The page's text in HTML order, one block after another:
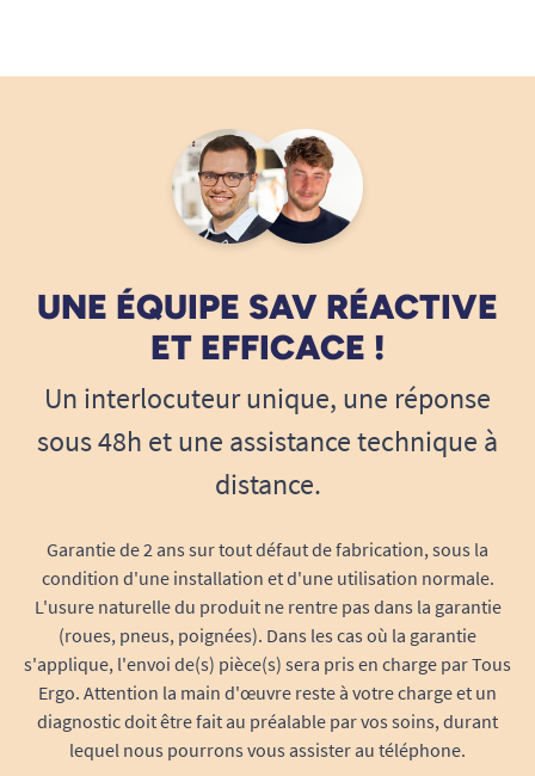
UNE ÉQUIPE SAV RÉACTIVE
ET EFFICACE !
Un interlocuteur unique, une réponse
sous 48h et une assistance technique à
distance.
Garantie de 2 ans sur tout défaut de fabrication, sous la
condition d'une installation et d'une utilisation normale.
L'usure naturelle du produit ne rentre pas dans la garantie
(roues, pneus, poignées). Dans les cas où la garantie
s'applique, l'envoi de(s) pièce(s) sera pris en charge par Tous
Ergo. Attention la main d'œuvre reste à votre charge et un
diagnostic doit être fait au préalable par vos soins, durant
lequel nous pourrons vous assister au téléphone.